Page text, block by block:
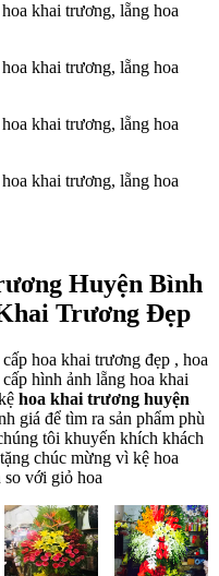
khai trương, lẵng hoa
khai trương, lẵng hoa
khai trương, lẵng hoa
khai trương, lẵng hoa
Huyện Bình
Trương Đẹp
hoa khai trương đẹp , hoa
hình ảnh lẵng hoa khai
hoa khai trương huyện
giá để tìm ra sản phẩm phù
tôi khuyến khích khách
chúc mừng vì kệ hoa
so với giỏ hoa